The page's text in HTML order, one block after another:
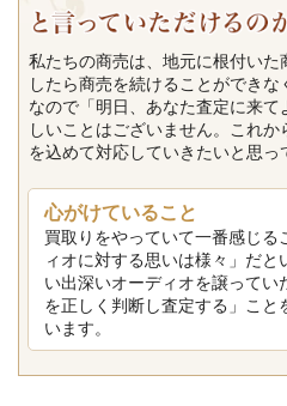
私たちの商売は、地元に根付い
したら商売を続けることができな
なので「明日、あなた査定に来
しいことはございません。これ
を込めて対応していきたいと思っ
心がけていること
買取りをやっていて一番感じる
ィオに対する思いは様々」だ
い出深いオーディオを譲ってい
を正しく判断し査定する」こと
います。